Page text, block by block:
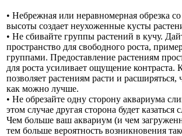
• Небрежная или неравномерная обрезка
высоты создает неухоженные кусты
• Не сбивайте группы растений в кучу.
пространство для свободного роста,
группами. Предоставление растениям
для роста усиливает ощущение контраста.
позволяет растениям расти и расширяться,
как можно лучше.
• Не обрезайте одну сторону аквариума
этом случае другая сторона будет
Чем больше ваш аквариум (и чем
тем больше вероятность возникновения